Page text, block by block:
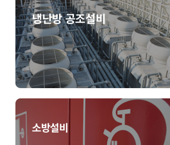
냉난방 공조설비
소방설비